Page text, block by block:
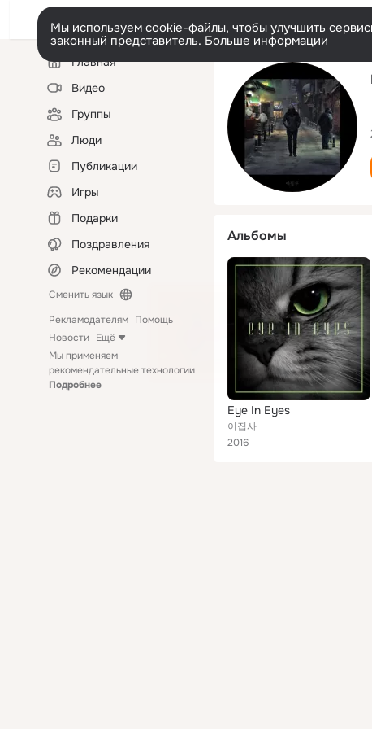
Мы используем cookie-файлы, чтобы улучшить
законный представитель. Больше информации
Левая
колонкаГлавная
Видео
Группы
Люди
Публикации
Игры
Подарки
Поздравления
Рекомендации
Сменить язык
Рекламодателям Помощь
Новости Ещё
Мы применяем
рекомендательные технологии
Подробнее
Альбомы
Eye In Eyes
이집사
2016